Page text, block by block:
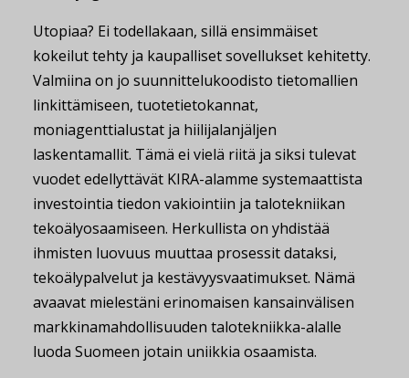
Utopiaa? Ei todellakaan, sillä ensimmäiset
kokeilut tehty ja kaupalliset sovellukset kehitetty.
Valmiina on jo suunnittelukoodisto tietomallien
linkittämiseen, tuotetietokannat,
moniagenttialustat ja hiilijalanjäljen
laskentamallit. Tämä ei vielä riitä ja siksi tulevat
vuodet edellyttävät KIRA-alamme systemaattista
investointia tiedon vakiointiin ja talotekniikan
tekoälyosaamiseen. Herkullista on yhdistää
ihmisten luovuus muuttaa prosessit dataksi,
tekoälypalvelut ja kestävyysvaatimukset. Nämä
avaavat mielestäni erinomaisen kansainvälisen
markkinamahdollisuuden talotekniikka-alalle
luoda Suomeen jotain uniikkia osaamista.